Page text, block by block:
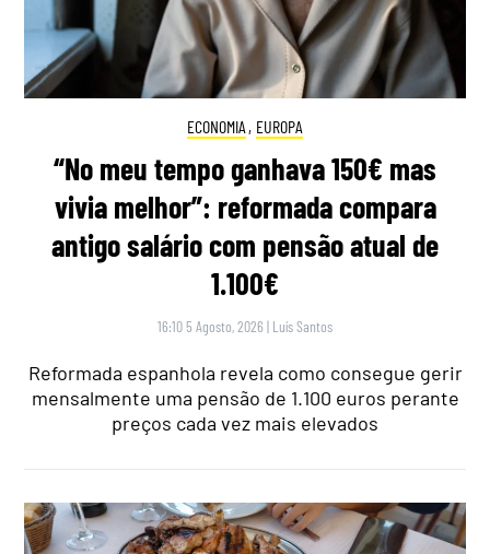
ECONOMIA , EUROPA
“No meu tempo ganhava 150€ mas
vivia melhor”: reformada compara
antigo salário com pensão atual de
1.100€
16:10 5 Agosto, 2026 | Luís Santos
Reformada espanhola revela como consegue gerir
mensalmente uma pensão de 1.100 euros perante
preços cada vez mais elevados